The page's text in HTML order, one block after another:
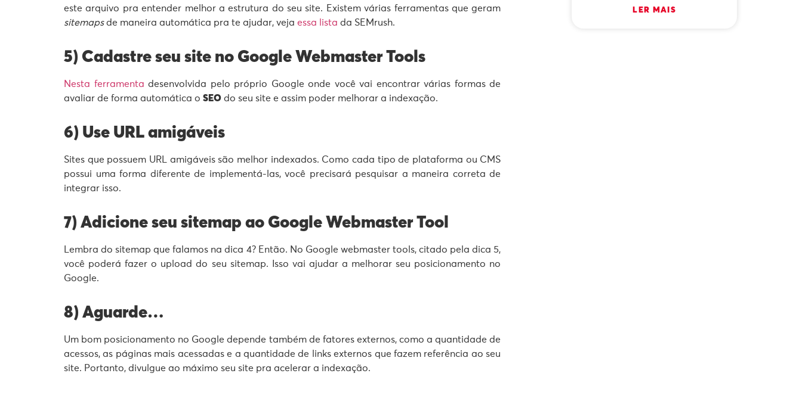
este arquivo pra entender melhor a estrutura do seu site. Existem várias ferramentas que geram
sitemapsde maneira automática pra te ajudar, veja essa lista da SEMrush.
5) Cadastre seu site no Google Webmaster Tools
Nesta ferramenta desenvolvida pelo próprio Google onde você vai encontrar várias formas de
avaliar de forma automática o SEO do seu site e assim poder melhorar a indexação.
6) Use URL amigáveis
Sites que possuem URL amigáveis são melhor indexados. Como cada tipo de plataforma ou CMS
possui uma forma diferente de implementá-las, você precisará pesquisar a maneira correta de
integrar isso.
7) Adicione seu sitemap ao Google Webmaster Tool
Lembra do sitemap que falamos na dica 4? Então. No Google webmaster tools, citado pela dica 5,
você poderá fazer o upload do seu sitemap. Isso vai ajudar a melhorar seu posicionamento no
Google.
8) Aguarde…
Um bom posicionamento no Google depende também de fatores externos, como a quantidade de
acessos, as páginas mais acessadas e a quantidade de links externos que fazem referência ao seu
site. Portanto, divulgue ao máximo seu site pra acelerar a indexação.
LER MAIS